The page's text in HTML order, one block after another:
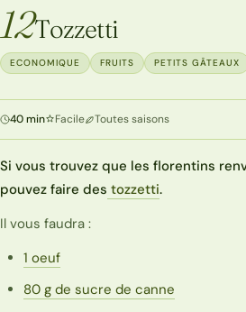
12Tozzetti
ECONOMIQUE FRUITS PETITS GÂTEAUX
40 min Facile Toutes saisons
Si vous trouvez que les florentins
pouvez faire des tozzetti.
Il vous faudra :
1 oeuf
80 g de sucre de canne